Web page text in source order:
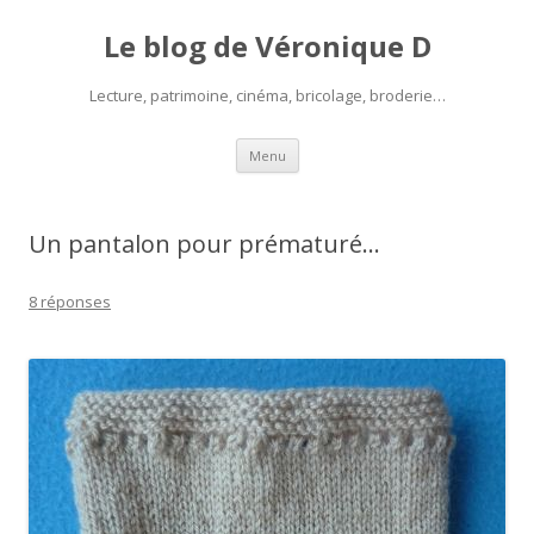
Le blog de Véronique D
Lecture, patrimoine, cinéma, bricolage, broderie…
Menu Aller
contenu
Un pantalon pour prématuré…
8 réponses